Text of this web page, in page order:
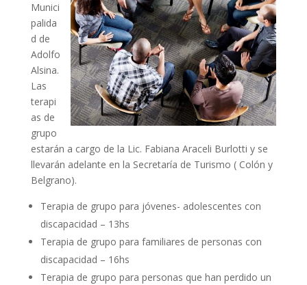
Munici
palida
d de
Adolfo
Alsina.
Las
terapi
as de
grupo
estarán a cargo de la Lic. Fabiana Araceli Burlotti y se
llevarán adelante en la Secretaría de Turismo ( Colón y
Belgrano).
Terapia de grupo para jóvenes- adolescentes con
discapacidad – 13hs
Terapia de grupo para familiares de personas con
discapacidad – 16hs
Terapia de grupo para personas que han perdido un